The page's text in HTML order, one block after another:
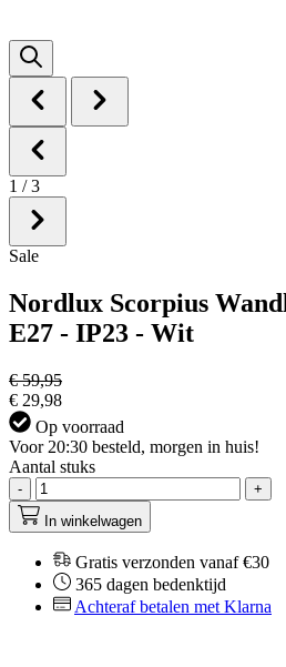
1 / 3
Sale
Nordlux Scorpius
E27 - IP23 - Wit
€ 59,95
€ 29,98
Op voorraad
Voor 20:30 besteld, morgen in huis!
Aantal stuks
-
+
In winkelwagen
Gratis verzonden vanaf €30
365 dagen bedenktijd
Achteraf betalen met Klarna